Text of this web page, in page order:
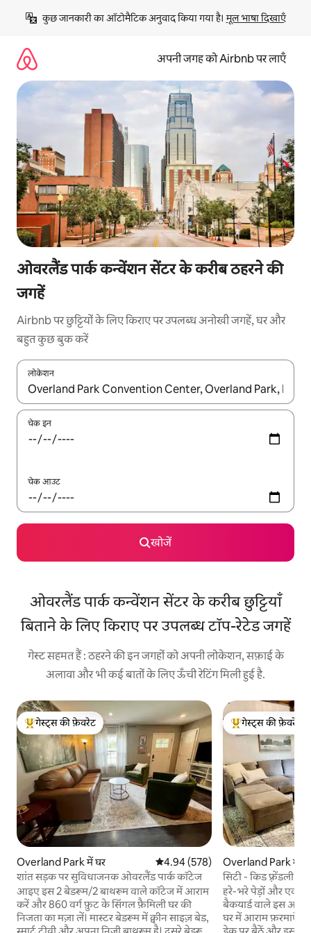
छोड़कर
कॉन्टेंट
कुछ जानकारी का ऑटोमैटिक अनुवाद किया गया है। मूल भाषा दिखाएँ
अपनी जगह को Airbnb पर लाएँ
ओवरलैंड पार्क कन्वेंशन सेंटर के करीब ठहरने की
जगहें
Airbnb पर छुट्टियों के लिए किराए पर उपलब्ध अनोखी जगहें, घर और
बहुत कुछ बुक करें
लोकेशन
नतीजों के उपलब्ध होने पर, अप और डाउन 'ऐरो की' का इस्तेमाल करके नेविगेट
चेक इन
चेक आउट
खोजें
ओवरलैंड पार्क कन्वेंशन सेंटर के करीब छुट्टियाँ
बिताने के लिए किराए पर उपलब्ध टॉप-रेटेड जगहें
गेस्ट सहमत हैं : ठहरने की इन जगहों को अपनी लोकेशन, सफ़ाई के
अलावा और भी कई बातों के लिए ऊँची रेटिंग मिली हुई है.
गेस्ट्स का टॉप फ़ेवरेट
गेस्ट्स की फ़ेवरेट
Overland Park में घर औसत रेटिंग 5 में से 4.94, 578 समीक्षाएँ
4.94 (578)
शांत सड़क पर सुविधाजनक ओवरलैंड पार्क कॉटेज
आइए इस 2 बेडरूम/2 बाथरूम वाले कॉटेज में आराम
करें और 860 वर्ग फ़ुट के सिंगल फ़ैमिली घर की
निजता का मज़ा लें। मास्टर बेडरूम में क्वीन साइज़ बेड,
गेस्ट्स का टॉप फ़ेवरेट
गेस्ट्स की फ़ेवरेट
Overland Park में
सिटी - किड फ़्रेंडली
ओएसिस
हरे-भरे पेड़ों और एक
बैकयार्ड वाले इस
घर में आराम फ़रमाएँ